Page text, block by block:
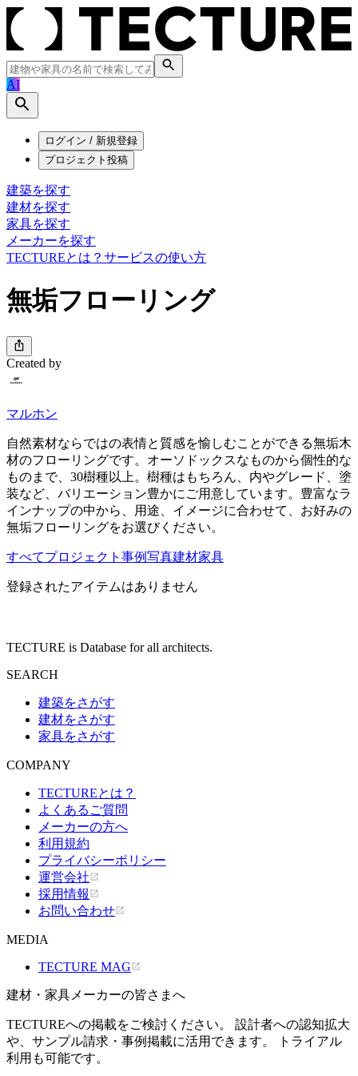
AI
ログイン / 新規登録
プロジェクト投稿
建築を探す
建材を探す
家具を探す
メーカーを探す
TECTUREとは？ サービスの使い方
無垢フローリング
Created by
マルホン
自然素材ならではの表情と質感を愉しむことができる無垢木
材のフローリングです。オーソドックスなものから個性的な
ものまで、30樹種以上。樹種はもちろん、内やグレード、塗
装など、バリエーション豊かにご用意しています。豊富なラ
インナップの中から、用途、イメージに合わせて、お好みの
無垢フローリングをお選びください。
すべてプロジェクト 事例写真建材家具
登録されたアイテムはありません
TECTURE is Database for all architects.
SEARCH
建築をさがす
建材をさがす
家具をさがす
COMPANY
TECTUREとは？
よくあるご質問
メーカーの方へ
利用規約
プライバシーポリシー
運営会社
採用情報
お問い合わせ
MEDIA
TECTURE MAG
建材・家具メーカーの皆さまへ
TECTUREへの掲載をご検討ください。 設計者への認知拡大
や、サンプル請求・事例掲載に活用できます。 トライアル
利用も可能です。